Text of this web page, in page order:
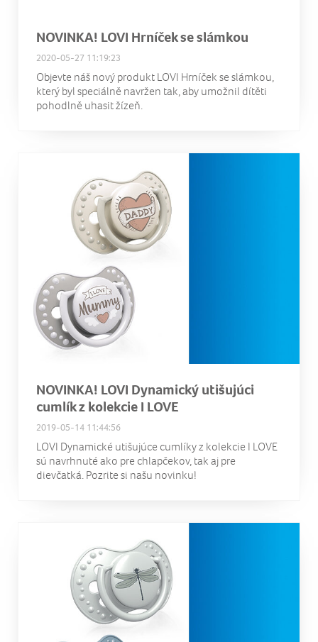
NOVINKA! LOVI Hrníček se slámkou
2020-05-27 11:19:23
Objevte náš nový produkt LOVI Hrníček se slámkou,
který byl speciálně navržen tak, aby umožnil dítěti
pohodlně uhasit žízeň.
NOVINKA! LOVI Dynamický utišujúci
cumlík z kolekcie I LOVE
2019-05-14 11:44:56
LOVI Dynamické utišujúce cumlíky z kolekcie I LOVE
sú navrhnuté ako pre chlapčekov, tak aj pre
dievčatká. Pozrite si našu novinku!